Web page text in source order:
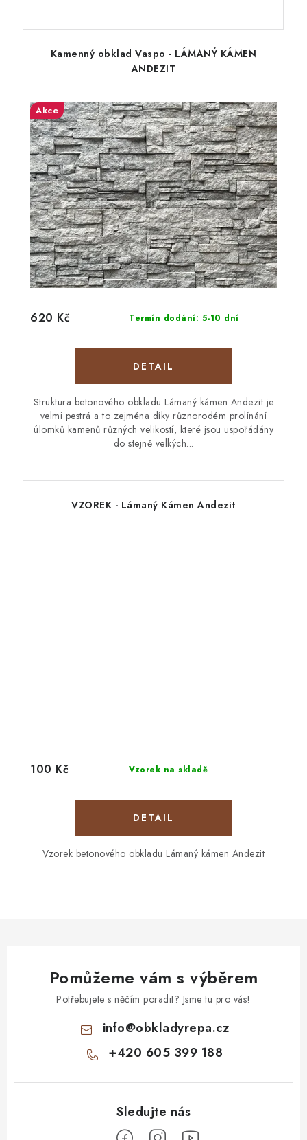
Kamenný obklad Vaspo - LÁMANÝ KÁMEN
ANDEZIT
Akce
Termín dodání: 5-10 dní
620 Kč
Struktura betonového obkladu Lámaný kámen Andezit je
velmi pestrá a to zejména díky různorodém prolínání
úlomků kamenů různých velikostí, které jsou uspořádány
do stejně velkých...
VZOREK - Lámaný Kámen Andezit
Vzorek na skladě
100 Kč
Vzorek betonového obkladu Lámaný kámen Andezit
Pomůžeme vám s výběrem
Potřebujete s něčím poradit? Jsme tu pro vás!
info@obkladyrepa.cz
+420 605 399 188